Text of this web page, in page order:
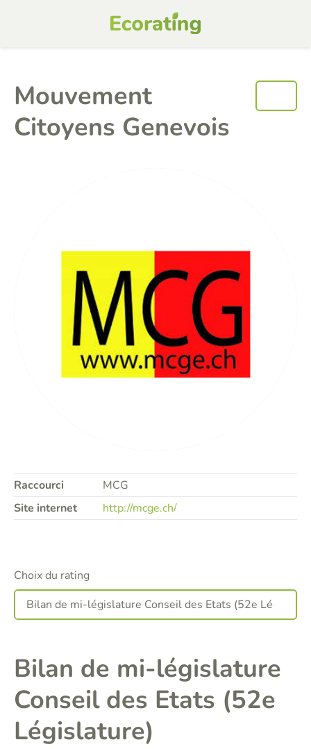
Mouvement
Citoyens Genevois
Raccourci
MCG
Site internet
http://mcge.ch/
Choix du rating
Bilan de mi-législature
Conseil des Etats (52e
Législature)